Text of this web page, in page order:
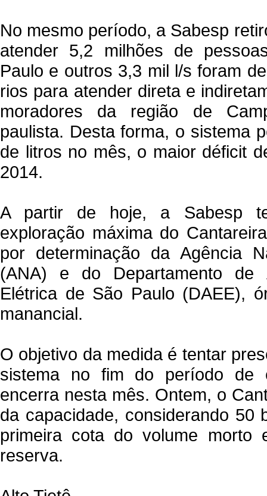
No mesmo período, a Sabesp
atender 5,2 milhões de
Paulo e outros 3,3 mil l/s foram
rios para atender direta e
moradores da região de
paulista. Desta forma, o sistema
de litros no mês, o maior déficit
2014.
A partir de hoje, a Sabesp
exploração máxima do
por determinação da Agência
(ANA) e do Departamento de
Elétrica de São Paulo (DAEE),
manancial.
O objetivo da medida é tentar
sistema no fim do período de
encerra nesta mês. Ontem, o
da capacidade, considerando 50
primeira cota do volume morto
reserva.